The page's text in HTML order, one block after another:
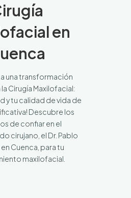
en
una transformación
Cirugía Maxilofacial:
y tu calidad de vida de
Descubre los
de confiar en el
cirujano, el Dr. Pablo
Cuenca, para tu
maxilofacial.